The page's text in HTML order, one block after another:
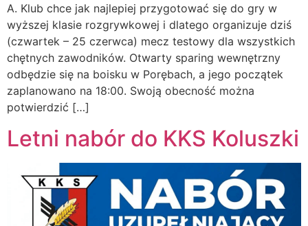
A. Klub chce jak najlepiej przygotować się do gry w
wyższej klasie rozgrywkowej i dlatego organizuje dziś
(czwartek – 25 czerwca) mecz testowy dla wszystkich
chętnych zawodników. Otwarty sparing wewnętrzny
odbędzie się na boisku w Porębach, a jego początek
zaplanowano na 18:00. Swoją obecność można
potwierdzić […]
Letni nabór do KKS Koluszki